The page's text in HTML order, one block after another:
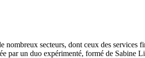
nombreux secteurs, dont ceux des services
par un duo expérimenté, formé de Sabine